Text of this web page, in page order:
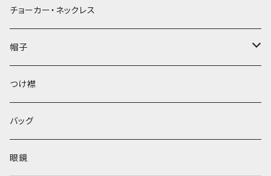
チョーカー・ネックレス
帽子
ベレー帽
つけ襟
バッグ
眼鏡